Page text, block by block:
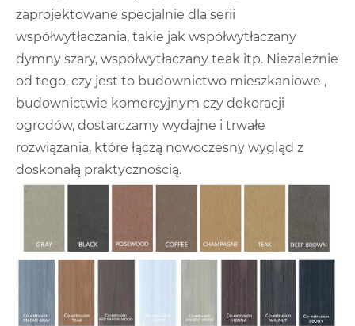
zaprojektowane specjalnie dla serii
współwytłaczania, takie jak współwytłaczany
dymny szary, współwytłaczany teak itp. Niezależnie
od tego, czy jest to budownictwo mieszkaniowe ,
budownictwie komercyjnym czy dekoracji
ogrodów, dostarczamy wydajne i trwałe
rozwiązania, które łączą nowoczesny wygląd z
doskonałą praktycznością.